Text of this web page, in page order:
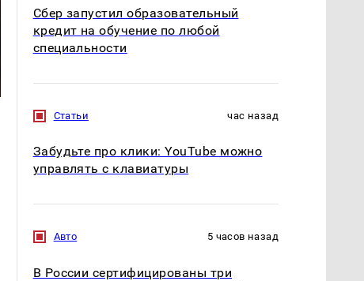
Сбер запустил образовательный
кредит на обучение по любой
специальности
Статьи час назад
Забудьте про клики: YouTube можно
управлять с клавиатуры
Авто 5 часов назад
В России сертифицированы три